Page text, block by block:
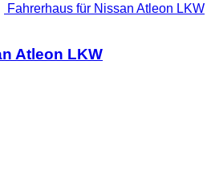
Fahrerhaus für Nissan Atleon LKW
Atleon LKW